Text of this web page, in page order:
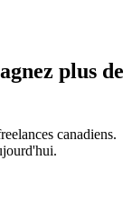
plus de
canadiens.